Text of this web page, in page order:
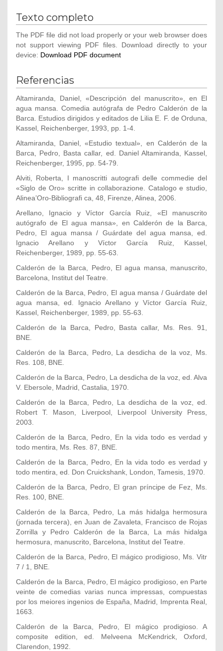
Texto completo
The PDF file did not load properly or your web browser does
not support viewing PDF files. Download directly to your
device: Download PDF document
Referencias
Altamiranda, Daniel, «Descripción del manuscrito», en El
agua mansa. Comedia autógrafa de Pedro Calderón de la
Barca. Estudios dirigidos y editados de Lilia E. F. de Orduna,
Kassel, Reichenberger, 1993, pp. 1-4.
Altamiranda, Daniel, «Estudio textual», en Calderón de la
Barca, Pedro, Basta callar, ed. Daniel Altamiranda, Kassel,
Reichenberger, 1995, pp. 54-79.
Alviti, Roberta, I manoscritti autografi delle commedie del
«Siglo de Oro» scritte in collaborazione. Catalogo e studio,
Alinea’Oro-Bibliografi ca, 48, Firenze, Alinea, 2006.
Arellano, Ignacio y Víctor García Ruiz, «El manuscrito
autógrafo de El agua mansa», en Calderón de la Barca,
Pedro, El agua mansa / Guárdate del agua mansa, ed.
Ignacio Arellano y Víctor García Ruiz, Kassel,
Reichenberger, 1989, pp. 55-63.
Calderón de la Barca, Pedro, El agua mansa, manuscrito,
Barcelona, Institut del Teatre.
Calderón de la Barca, Pedro, El agua mansa / Guárdate del
agua mansa, ed. Ignacio Arellano y Víctor García Ruiz,
Kassel, Reichenberger, 1989, pp. 55-63.
Calderón de la Barca, Pedro, Basta callar, Ms. Res. 91,
BNE.
Calderón de la Barca, Pedro, La desdicha de la voz, Ms.
Res. 108, BNE.
Calderón de la Barca, Pedro, La desdicha de la voz, ed. Alva
V. Ebersole, Madrid, Castalia, 1970.
Calderón de la Barca, Pedro, La desdicha de la voz, ed.
Robert T. Mason, Liverpool, Liverpool University Press,
2003.
Calderón de la Barca, Pedro, En la vida todo es verdad y
todo mentira, Ms. Res. 87, BNE.
Calderón de la Barca, Pedro, En la vida todo es verdad y
todo mentira, ed. Don Cruickshank, London, Tamesis, 1970.
Calderón de la Barca, Pedro, El gran príncipe de Fez, Ms.
Res. 100, BNE.
Calderón de la Barca, Pedro, La más hidalga hermosura
(jornada tercera), en Juan de Zavaleta, Francisco de Rojas
Zorrilla y Pedro Calderón de la Barca, La más hidalga
hermosura, manuscrito, Barcelona, Institut del Teatre.
Calderón de la Barca, Pedro, El mágico prodigioso, Ms. Vitr
7 / 1, BNE.
Calderón de la Barca, Pedro, El mágico prodigioso, en Parte
veinte de comedias varias nunca impressas, compuestas
por los meiores ingenios de España, Madrid, Imprenta Real,
1663.
Calderón de la Barca, Pedro, El mágico prodigioso. A
composite edition, ed. Melveena McKendrick, Oxford,
Clarendon, 1992.